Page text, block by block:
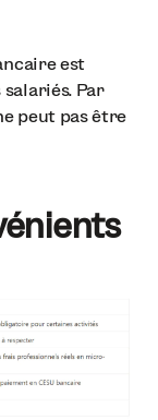
est
Par
peut pas être